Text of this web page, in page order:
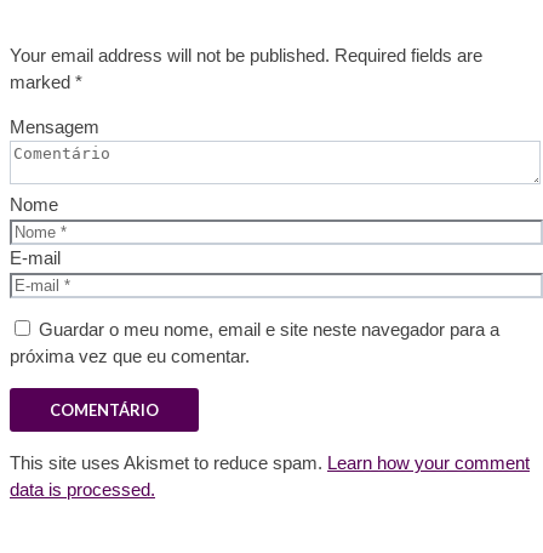
Your email address will not be published. Required fields are
marked *
Mensagem
Nome
E-mail
Guardar o meu nome, email e site neste navegador para a
próxima vez que eu comentar.
This site uses Akismet to reduce spam. Learn how your comment
data is processed.